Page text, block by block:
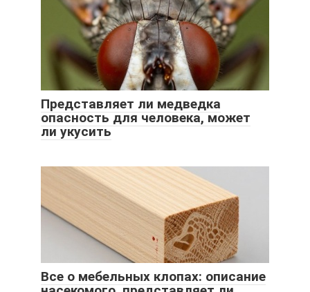
Представляет ли медведка
опасность для человека, может
ли укусить
Все о мебельных клопах: описание